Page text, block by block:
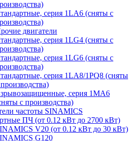
серия 1LA6 (сняты с
двигатели
серия 1LG4 (сняты с
серия 1LG6 (сняты с
серия 1LA8/1PQ8 (сняты
серия 1MA6
с производства)
частоты SINAMICS
ПЧ (от 0.12 кВт до 2700 кВт)
V20 (от 0.12 кВт до 30 кВт)
G120